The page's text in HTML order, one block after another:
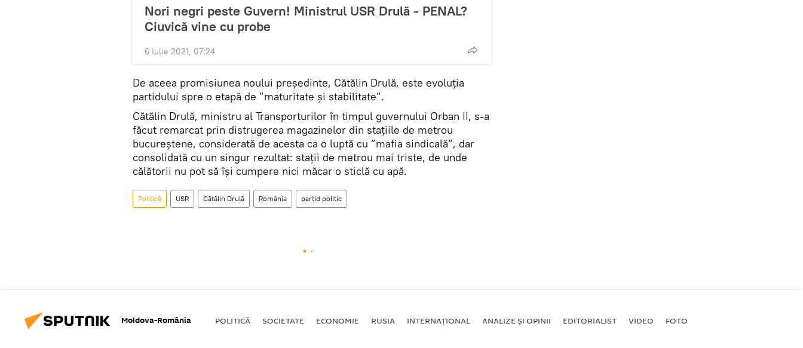
Nori negri peste Guvern! Ministrul USR Drulă - PENAL?
Ciuvică vine cu probe
6 Iulie 2021, 07:24
De aceea promisiunea noului președinte, Cătălin Drulă, este evoluția
partidului spre o etapă de ”maturitate și stabilitate”.
Cătălin Drulă, ministru al Transporturilor în timpul guvernului Orban II, s-a
făcut remarcat prin distrugerea magazinelor din stațiile de metrou
bucureștene, considerată de acesta ca o luptă cu ”mafia sindicală”, dar
consolidată cu un singur rezultat: stații de metrou mai triste, de unde
călătorii nu pot să își cumpere nici măcar o sticlă cu apă.
Politică USR Cătălin Drulă România partid politic
Moldova-România POLITICĂ SOCIETATE ECONOMIE RUSIA INTERNAŢIONAL ANALIZE ȘI OPINII EDITORIALIST VIDEO FOTO